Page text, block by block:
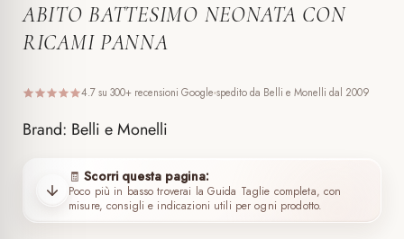
ABITO BATTESIMO NEONATA CON
RICAMI PANNA
4.7 su 300+ recensioni Google spedito da Belli e Monelli dal 2009
Brand: Belli e Monelli
🧾Scorri questa pagina:
Poco più in basso troverai la Guida Taglie completa, con
misure, consigli e indicazioni utili per ogni prodotto.